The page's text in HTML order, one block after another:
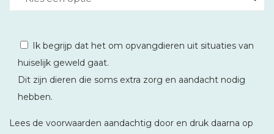
Ik begrijp dat het om opvangdieren uit situaties van
huiselijk geweld gaat.
Dit zijn dieren die soms extra zorg en aandacht nodig
hebben.
Lees de voorwaarden aandachtig door en druk daarna op